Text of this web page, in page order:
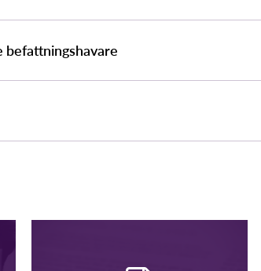
befattningshavare